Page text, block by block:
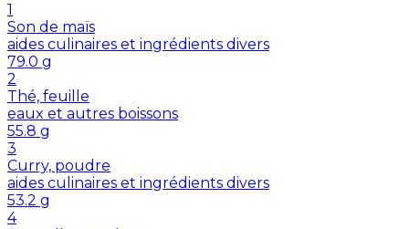
1
Son de maïs
aides culinaires et ingrédients divers
79.0 g
2
Thé, feuille
eaux et autres boissons
55.8 g
3
Curry, poudre
aides culinaires et ingrédients divers
53.2 g
4